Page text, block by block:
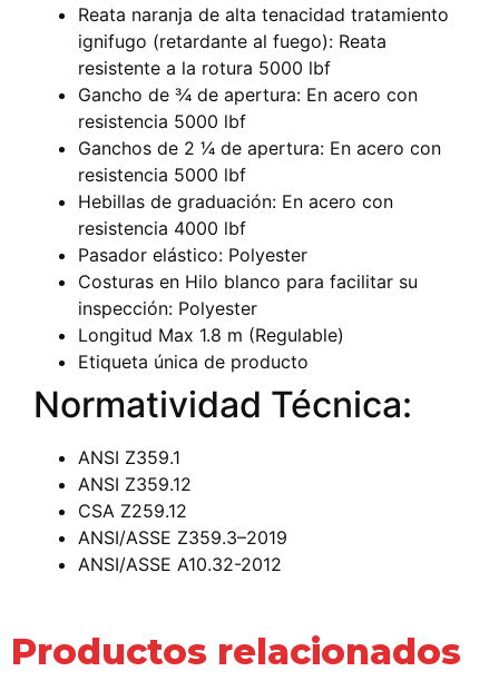
Reata naranja de alta tenacidad tratamiento
ignifugo (retardante al fuego): Reata
resistente a la rotura 5000 lbf
Gancho de 3⁄4 de apertura: En acero con
resistencia 5000 lbf
Ganchos de 2 1⁄4 de apertura: En acero con
resistencia 5000 lbf
Hebillas de graduación: En acero con
resistencia 4000 lbf
Pasador elástico: Polyester
Costuras en Hilo blanco para facilitar su
inspección: Polyester
Longitud Max 1.8 m (Regulable)
Etiqueta única de producto
Normatividad Técnica:
ANSI Z359.1
ANSI Z359.12
CSA Z259.12
ANSI/ASSE Z359.3–2019
ANSI/ASSE A10.32-2012
Productos relacionados